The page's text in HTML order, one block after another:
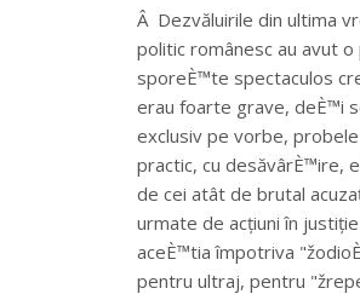
Â Dezvăluirile din ultima
politic românesc au avut
sporeÈ™te spectaculos
erau foarte grave, deÈ™i
exclusiv pe vorbe,
practic, cu desăvârÈ™ire,
de cei atât de brutal
urmate de acțiuni în
aceÈ™tia împotriva
pentru ultraj, pentru